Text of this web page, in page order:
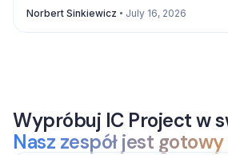
Norbert Sinkiewicz July 16, 2026
Wypróbuj IC Project w
Nasz zespół jest